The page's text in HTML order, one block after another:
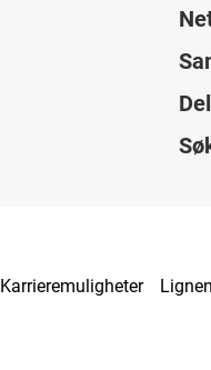
Karrieremuligheter